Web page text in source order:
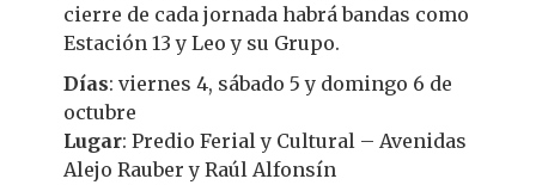
cierre de cada jornada habrá bandas como
Estación 13 y Leo y su Grupo.
Días: viernes 4, sábado 5 y domingo 6 de
octubre
Lugar: Predio Ferial y Cultural – Avenidas
Alejo Rauber y Raúl Alfonsín